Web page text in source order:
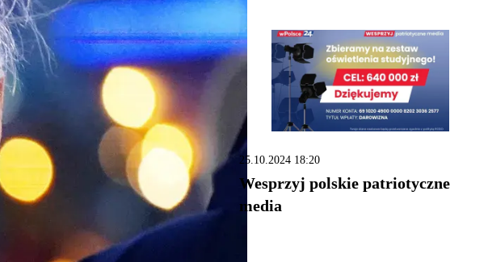
25.10.2024 18:20
Wesprzyj polskie patriotyczne
media